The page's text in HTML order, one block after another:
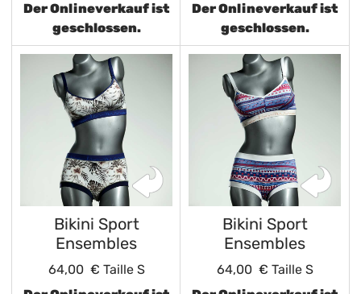
Der Onlineverkauf ist
geschlossen.
Der Onlineverkauf ist
geschlossen.
Bikini Sport
Ensembles
64,00 € Taille S
Bikini Sport
Ensembles
64,00 € Taille S